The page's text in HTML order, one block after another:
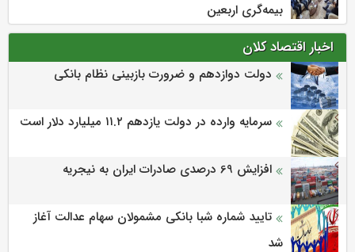
بیمه‌گری اربعین
اخبار اقتصاد کلان
دولت دوازدهم و ضرورت بازبینی نظام بانکی
سرمایه وارده در دولت یازدهم ۱۱.۲ میلیارد دلار است
افزایش 69 درصدی صادرات ایران به نیجریه
تایید شماره شبا بانکی مشمولان سهام عدالت آغاز
شد